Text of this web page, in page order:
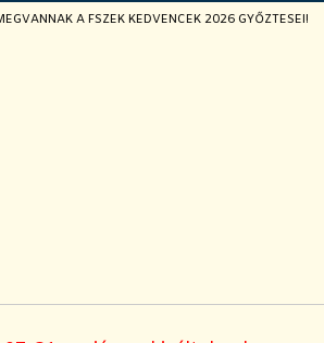
OLDAL:
A FSZEK KEDVENCEK 2026 GYŐZTESEI!